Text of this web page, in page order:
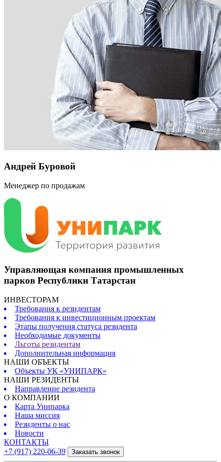
Андрей Буровой
Менеджер по продажам
Управляющая компания промышленных
парков Республики Татарстан
ИНВЕСТОРАМ
Требования к резидентам
Требования к инвестиционным проектам
Этапы получения статуса резидента
Необходимые документы
Льготы резидентам
Дополнительная информация
НАШИ ОБЪЕКТЫ
Объекты УК «УНИПАРК»
НАШИ РЕЗИДЕНТЫ
Направление резидента
О КОМПАНИИ
Карта Унипарка
Наша миссия
Резиденты о нас
Новости
КОНТАКТЫ
+7 (917) 220-06-39
Заказать звонок